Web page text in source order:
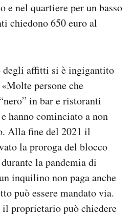
e nel quartiere per un basso
chiedono 650 euro al
degli affitti si è ingigantito
persone che
in bar e ristoranti
hanno cominciato a non
Alla fine del 2021 il
la proroga del blocco
la pandemia di
inquilino non paga anche
può essere mandato via.
il proprietario può chiedere